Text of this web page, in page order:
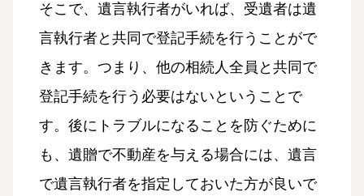
そこで、遺言執行者がいれば、受遺者は遺
言執行者と共同で登記手続を行うことがで
きます。つまり、他の相続人全員と共同で
登記手続を行う必要はないということで
す。後にトラブルになることを防ぐために
も、遺贈で不動産を与える場合には、遺言
で遺言執行者を指定しておいた方が良いで